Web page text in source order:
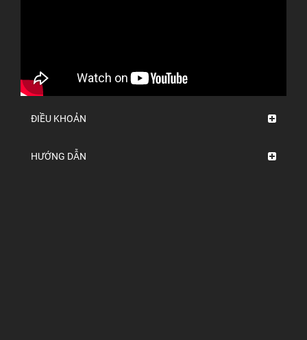
ĐIỀU KHOẢN
HƯỚNG DẪN